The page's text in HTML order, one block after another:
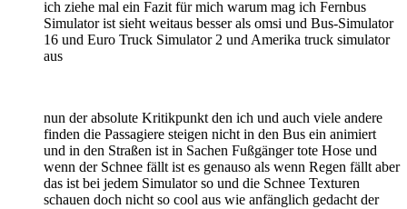
ich ziehe mal ein Fazit für mich warum mag ich Fernbus
Simulator ist sieht weitaus besser als omsi und Bus-Simulator
16 und Euro Truck Simulator 2 und Amerika truck simulator
aus
nun der absolute Kritikpunkt den ich und auch viele andere
finden die Passagiere steigen nicht in den Bus ein animiert
und in den Straßen ist in Sachen Fußgänger tote Hose und
wenn der Schnee fällt ist es genauso als wenn Regen fällt aber
das ist bei jedem Simulator so und die Schnee Texturen
schauen doch nicht so cool aus wie anfänglich gedacht der